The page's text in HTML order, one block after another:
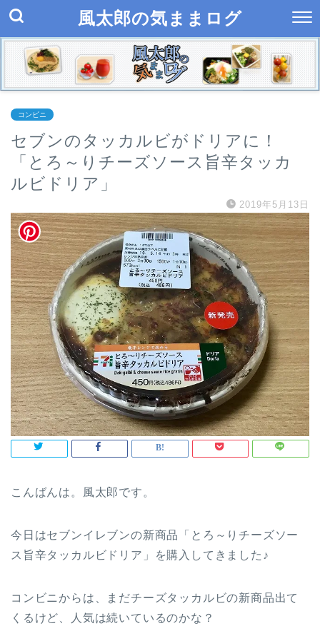
風太郎の気ままログ
コンビニ
セブンのタッカルビがドリアに！
「とろ～りチーズソース旨辛タッカ
ルビドリア」
2019年5月13日
こんばんは。風太郎です。
今日はセブンイレブンの新商品「とろ～りチーズソー
ス旨辛タッカルビドリア」を購入してきました♪
コンビニからは、まだチーズタッカルビの新商品出て
くるけど、人気は続いているのかな？